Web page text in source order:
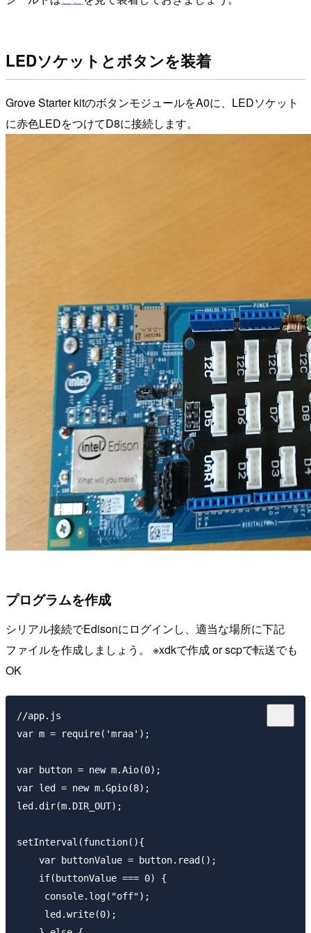
LEDソケットとボタンを装着
Grove Starter kitのボタンモジュールをA0に、LEDソケット
に赤色LEDをつけてD8に接続します。
プログラムを作成
シリアル接続でEdisonにログインし、適当な場所に下記
ファイルを作成しましょう。 ※xdkで作成 or scpで転送でも
OK
//app.js
var m = require('mraa');
var button = new m.Aio(0);
var led = new m.Gpio(8);
led.dir(m.DIR_OUT);
setInterval(function(){
    var buttonValue = button.read();
    if(buttonValue === 0) {
     console.log("off");
     led.write(0);